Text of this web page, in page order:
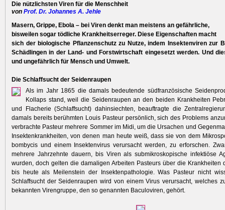
Die nützlichsten Viren für die Menschheit
von Prof. Dr. Johannes A. Jehle
Masern, Grippe, Ebola – bei Viren denkt man meistens an gefährliche,
bisweilen sogar tödliche Krankheitserreger. Diese Eigenschaften macht
sich der biologische Pflanzenschutz zu Nutze, indem Insektenviren zur
Schädlingen in der Land- und Forstwirtschaft eingesetzt ­werden. Und
und ungefährlich für Mensch und Umwelt.
Die Schlaffsucht der Seidenraupen
Als im Jahr 1865 die damals bedeutende südfranzösische
Kollaps stand, weil die Seidenraupen an den beiden Krankheiten
und Flacherie (Schlaffsucht) dahinsiechten, beauftragte die
damals bereits berühmten Louis Pasteur persönlich, sich des Problems
verbrachte Pasteur mehrere Sommer im Midi, um die Ursachen und
Insektenkrankheiten, von denen man heute weiß, dass sie von dem
bombycis und einem Insektenvirus verursacht werden, zu erforschen.
mehrere Jahrzehnte dauern, bis Viren als submikroskopische infektiöse
wurden, doch gelten die damaligen Arbeiten Pasteurs über die Krankheiten
bis heute als Meilenstein der Insektenpathologie. Was Pasteur nicht
Schlaffsucht der Seidenraupen wird von einem Virus verursacht, welches
bekannten Virengruppe, den so genannten Baculoviren, gehört.